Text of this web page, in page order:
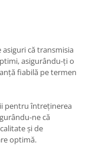
că transmisia
asigurându-ți o
fiabilă pe termen
pentru întreținerea
ne că
și de
optimă.